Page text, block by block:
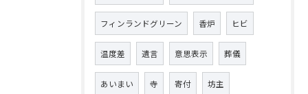
フィンランドグリーン 香炉 ヒビ
温度差 遺言 意思表示 葬儀
あいまい 寺 寄付 坊主